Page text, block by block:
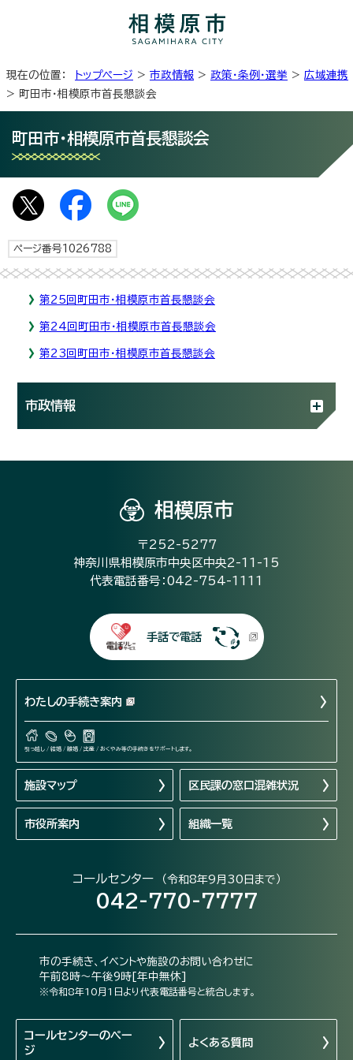
現在の位置： トップページ > 市政情報 > 政策・条例・選挙 > 広域連携
> 町田市・相模原市首長懇談会
町田市・相模原市首長懇談会
ページ番号1026788
第25回町田市・相模原市首長懇談会
第24回町田市・相模原市首長懇談会
第23回町田市・相模原市首長懇談会
市政情報
相模原市
〒252-5277
神奈川県相模原市中央区中央2-11-15
代表電話番号：042-754-1111
手話で電話
わたしの手続き案内
引っ越し / 結婚 / 離婚 / 出産 / おくやみ等の手続きをサポートします。
施設マップ 区民課の窓口混雑状況
市役所案内 組織一覧
コールセンター （令和8年9月30日まで）
042-770-7777
市の手続き、イベントや施設のお問い合わせに
午前8時～午後9時[年中無休]
※令和8年10月1日より代表電話番号と統合します。
コールセンターのペー
ジ
よくある質問